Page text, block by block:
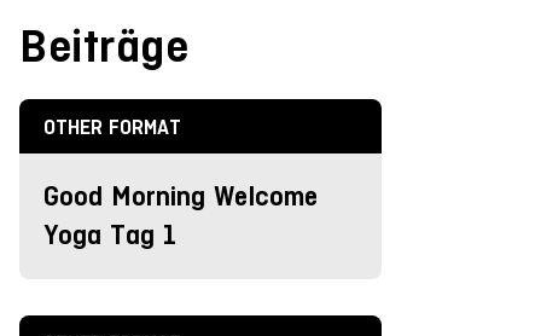
Beiträge
OTHER FORMAT
Good Morning Welcome
Yoga Tag 1